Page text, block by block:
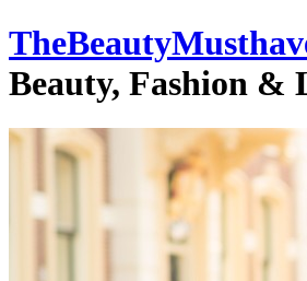
Beauty, Fashion &